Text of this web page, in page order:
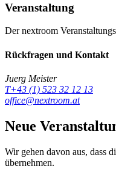
Veranstaltung
Der nextroom
Rückfragen und Kontakt
Juerg Meister
T+43 (1) 523 32 12 13
office@nextroom.at
Neue
Wir gehen davon aus, dass
übernehmen.